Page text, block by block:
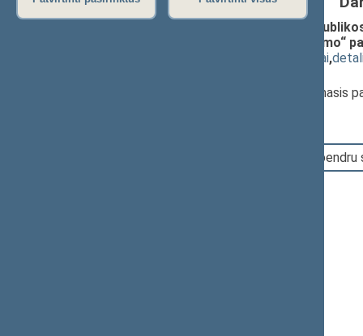
Seimo nutarimo „Dėl Lietuvos
Respublikos Seimo komisijų sudarymo“
susiję dokumentai,
, Seimo Pirmininko pirmasis
Įvyko balsavimas. Pritarta